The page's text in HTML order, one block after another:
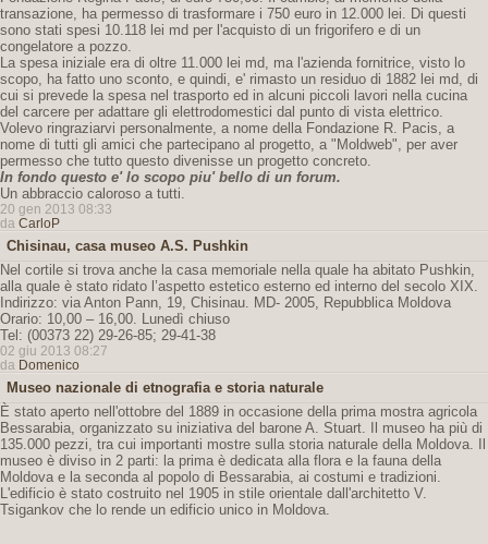
transazione, ha permesso di trasformare i 750 euro in 12.000 lei. Di questi
sono stati spesi 10.118 lei md per l'acquisto di un frigorifero e di un
congelatore a pozzo.
La spesa iniziale era di oltre 11.000 lei md, ma l'azienda fornitrice, visto lo
scopo, ha fatto uno sconto, e quindi, e' rimasto un residuo di 1882 lei md, di
cui si prevede la spesa nel trasporto ed in alcuni piccoli lavori nella cucina
del carcere per adattare gli elettrodomestici dal punto di vista elettrico.
Volevo ringraziarvi personalmente, a nome della Fondazione R. Pacis, a
nome di tutti gli amici che partecipano al progetto, a "Moldweb", per aver
permesso che tutto questo divenisse un progetto concreto.
In fondo questo e' lo scopo piu' bello di un forum.
Un abbraccio caloroso a tutti.
20 gen 2013 08:33
da CarloP
Chisinau, casa museo A.S. Pushkin
Nel cortile si trova anche la casa memoriale nella quale ha abitato Pushkin,
alla quale è stato ridato l’aspetto estetico esterno ed interno del secolo XIX.
Indirizzo: via Anton Pann, 19, Chisinau. MD- 2005, Repubblica Moldova
Orario: 10,00 – 16,00. Lunedì chiuso
Tel: (00373 22) 29-26-85; 29-41-38
02 giu 2013 08:27
da Domenico
Museo nazionale di etnografia e storia naturale
È stato aperto nell'ottobre del 1889 in occasione della prima mostra agricola
Bessarabia, organizzato su iniziativa del barone A. Stuart. Il museo ha più di
135.000 pezzi, tra cui importanti mostre sulla storia naturale della Moldova. Il
museo è diviso in 2 parti: la prima è dedicata alla flora e la fauna della
Moldova e la seconda al popolo di Bessarabia, ai costumi e tradizioni.
L'edificio è stato costruito nel 1905 in stile orientale dall'architetto V.
Tsigankov che lo rende un edificio unico in Moldova.